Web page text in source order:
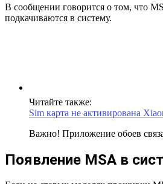
В сообщении говорится о том, что
подкачиваются в систему.
Читайте также:
Sim карта не активирована
Важно! Приложение обоев
Появление MSA в